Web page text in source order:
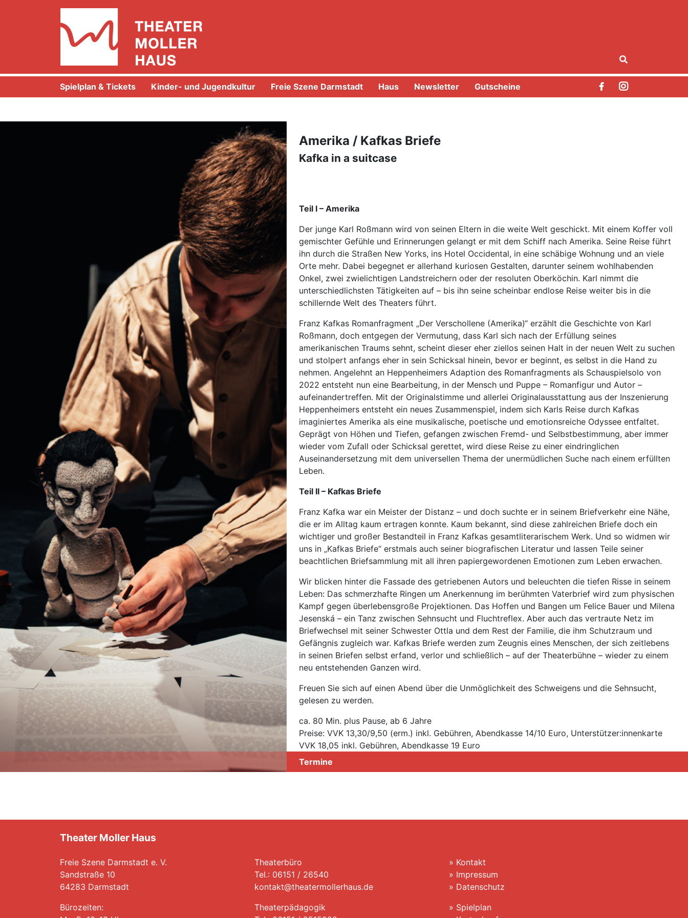
Spielplan & Tickets Kinder- und Jugendkultur Freie Szene Darmstadt Haus Newsletter Gutscheine
Amerika / Kafkas Briefe
Kafka in a suitcase
Teil I – Amerika
Der junge Karl Roßmann wird von seinen Eltern in die weite Welt geschickt. Mit einem Koffer voll
gemischter Gefühle und Erinnerungen gelangt er mit dem Schiff nach Amerika. Seine Reise führt
ihn durch die Straßen New Yorks, ins Hotel Occidental, in eine schäbige Wohnung und an viele
Orte mehr. Dabei begegnet er allerhand kuriosen Gestalten, darunter seinem wohlhabenden
Onkel, zwei zwielichtigen Landstreichern oder der resoluten Oberköchin. Karl nimmt die
unterschiedlichsten Tätigkeiten auf – bis ihn seine scheinbar endlose Reise weiter bis in die
schillernde Welt des Theaters führt.
Franz Kafkas Romanfragment „Der Verschollene (Amerika)“ erzählt die Geschichte von Karl
Roßmann, doch entgegen der Vermutung, dass Karl sich nach der Erfüllung seines
amerikanischen Traums sehnt, scheint dieser eher ziellos seinen Halt in der neuen Welt zu suchen
und stolpert anfangs eher in sein Schicksal hinein, bevor er beginnt, es selbst in die Hand zu
nehmen. Angelehnt an Heppenheimers Adaption des Romanfragments als Schauspielsolo von
2022 entsteht nun eine Bearbeitung, in der Mensch und Puppe – Romanfigur und Autor –
aufeinandertreffen. Mit der Originalstimme und allerlei Originalausstattung aus der Inszenierung
Heppenheimers entsteht ein neues Zusammenspiel, indem sich Karls Reise durch Kafkas
imaginiertes Amerika als eine musikalische, poetische und emotionsreiche Odyssee entfaltet.
Geprägt von Höhen und Tiefen, gefangen zwischen Fremd- und Selbstbestimmung, aber immer
wieder vom Zufall oder Schicksal gerettet, wird diese Reise zu einer eindringlichen
Auseinandersetzung mit dem universellen Thema der unermüdlichen Suche nach einem erfüllten
Leben.
Teil II – Kafkas Briefe
Franz Kafka war ein Meister der Distanz – und doch suchte er in seinem Briefverkehr eine Nähe,
die er im Alltag kaum ertragen konnte. Kaum bekannt, sind diese zahlreichen Briefe doch ein
wichtiger und großer Bestandteil in Franz Kafkas gesamtliterarischem Werk. Und so widmen wir
uns in „Kafkas Briefe“ erstmals auch seiner biografischen Literatur und lassen Teile seiner
beachtlichen Briefsammlung mit all ihren papiergewordenen Emotionen zum Leben erwachen.
Wir blicken hinter die Fassade des getriebenen Autors und beleuchten die tiefen Risse in seinem
Leben: Das schmerzhafte Ringen um Anerkennung im berühmten Vaterbrief wird zum physischen
Kampf gegen überlebensgroße Projektionen. Das Hoffen und Bangen um Felice Bauer und Milena
Jesenská – ein Tanz zwischen Sehnsucht und Fluchtreflex. Aber auch das vertraute Netz im
Briefwechsel mit seiner Schwester Ottla und dem Rest der Familie, die ihm Schutzraum und
Gefängnis zugleich war. Kafkas Briefe werden zum Zeugnis eines Menschen, der sich zeitlebens
in seinen Briefen selbst erfand, verlor und schließlich – auf der Theaterbühne – wieder zu einem
neu entstehenden Ganzen wird.
Freuen Sie sich auf einen Abend über die Unmöglichkeit des Schweigens und die Sehnsucht,
gelesen zu werden.
ca. 80 Min. plus Pause, ab 6 Jahre
Preise: VVK 13,30/9,50 (erm.) inkl. Gebühren, Abendkasse 14/10 Euro, Unterstützer:innenkarte
VVK 18,05 inkl. Gebühren, Abendkasse 19 Euro
Termine
Theater Moller Haus
Freie Szene Darmstadt e. V.
Sandstraße 10
64283 Darmstadt
Bürozeiten:
Theaterbüro
Tel.: 06151 / 26540
kontakt@theatermollerhaus.de
Theaterpädagogik
» Kontakt
» Impressum
» Datenschutz
» Spielplan